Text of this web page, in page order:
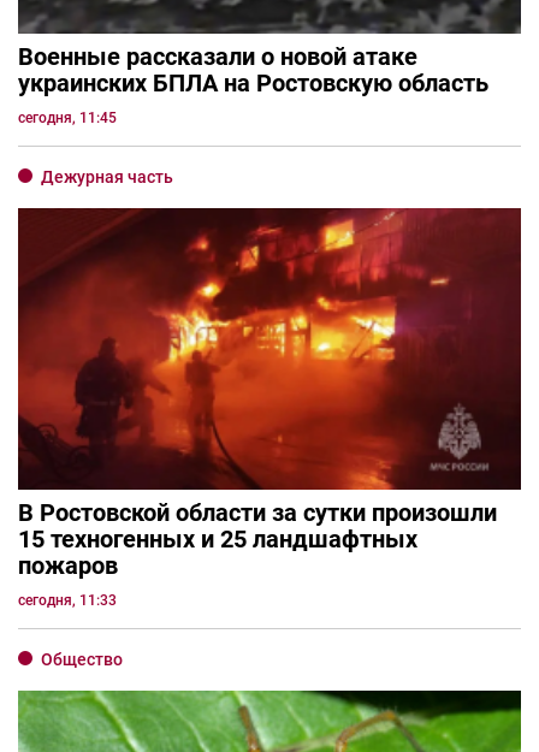
Военные рассказали о новой атаке
украинских БПЛА на Ростовскую область
сегодня, 11:45
Дежурная часть
В Ростовской области за сутки произошли
15 техногенных и 25 ландшафтных
пожаров
сегодня, 11:33
Общество